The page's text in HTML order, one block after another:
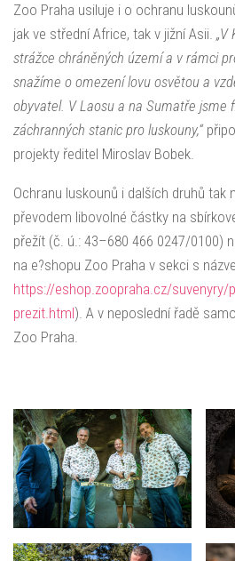
Zoo Praha usiluje i o ochranu
jak ve střední Africe, tak v jižní Asii. „V
strážce chráněných území a v rámci
snažíme o omezení lovu osvětou a
obyvatel. V Laosu a na Sumatře jsme
záchranných stanic pro luskouny,“
projekty ředitel Miroslav Bobek.
Ochranu luskounů i dalších druhů tak
převodem libovolné částky na
přežít (č. ú.: 43–680 466 0247/0100)
na e?shopu Zoo Praha v sekci s
https://eshop.zoopraha.cz/suvenyry/
prezit.html). A v neposlední řadě
Zoo Praha.